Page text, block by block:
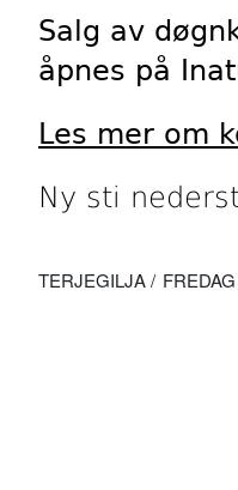
Salg av
åpnes på
Les mer om
Ny sti
TERJEGILJA